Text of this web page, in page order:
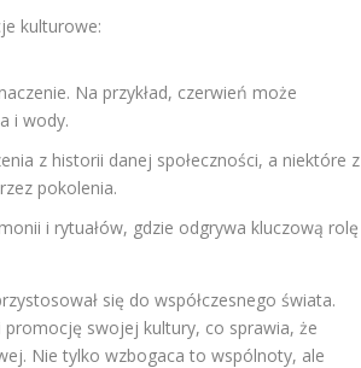
kulturowe:
Na przykład, czerwień może
i wody.
z historii danej społeczności, a niektóre z
pokolenia.
i rytuałów, gdzie odgrywa kluczową rolę
się do współczesnego świata.
swojej kultury, co sprawia, że
Nie tylko wzbogaca to wspólnoty, ale